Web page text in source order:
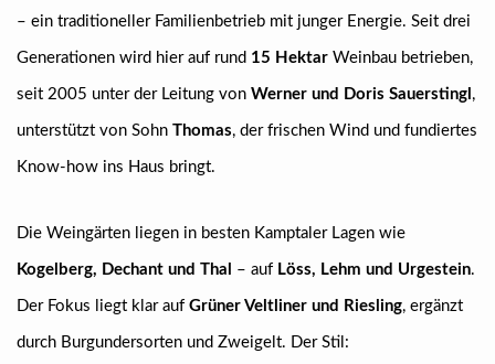
– ein traditioneller Familienbetrieb mit junger Energie. Seit drei
Generationen wird hier auf rund 15 Hektar Weinbau betrieben,
seit 2005 unter der Leitung von Werner und Doris Sauerstingl ,
unterstützt von Sohn Thomas, der frischen Wind und fundiertes
Know-how ins Haus bringt.
Die Weingärten liegen in besten Kamptaler Lagen wie
Kogelberg, Dechant und Thal – auf Löss, Lehm und Urgestein.
Der Fokus liegt klar auf Grüner Veltliner und Riesling, ergänzt
durch Burgundersorten und Zweigelt. Der Stil: